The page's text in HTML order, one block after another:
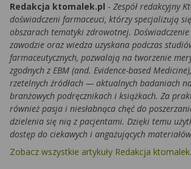
Redakcja ktomalek.pl - Zespół redakcyjny
doświadczeni farmaceuci, którzy specjalizują
obszarach tematyki zdrowotnej.
zawodzie oraz wiedza uzyskana podczas
farmaceutycznych, pozwalają na tworzenie
zgodnych z EBM (and. Evidence-based
rzetelnych źródłach — aktualnych badaniach
branżowych podręcznikach i książkach. Za
również pasja i niesłabnąca chęć do
dzielenia się nią z pacjentami. Dzięki temu
dostęp do ciekawych i angażujących
Zobacz wszystkie artykuły Redakcja